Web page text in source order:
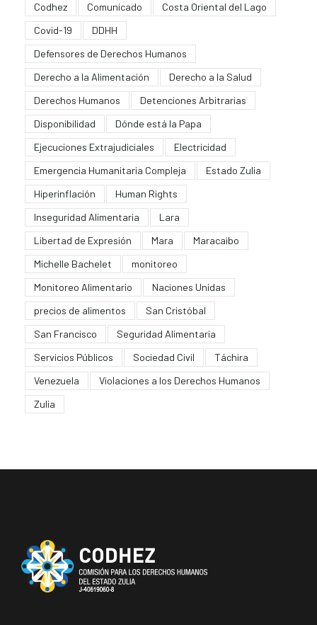
Codhez
Comunicado
Costa Oriental del Lago
Covid-19
DDHH
Defensores de Derechos Humanos
Derecho a la Alimentación
Derecho a la Salud
Derechos Humanos
Detenciones Arbitrarias
Disponibilidad
Dónde está la Papa
Ejecuciones Extrajudiciales
Electricidad
Emergencia Humanitaria Compleja
Estado Zulia
Hiperinflación
Human Rights
Inseguridad Alimentaria
Lara
Libertad de Expresión
Mara
Maracaibo
Michelle Bachelet
monitoreo
Monitoreo Alimentario
Naciones Unidas
precios de alimentos
San Cristóbal
San Francisco
Seguridad Alimentaria
Servicios Públicos
Sociedad Civil
Táchira
Venezuela
Violaciones a los Derechos Humanos
Zulia